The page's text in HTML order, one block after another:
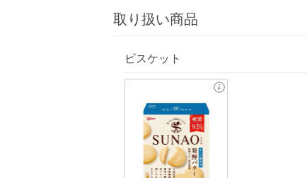
取り扱い商品
ビスケット